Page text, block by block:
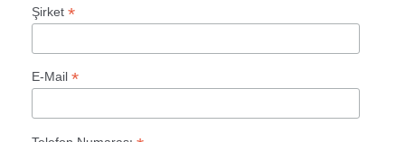
Şirket *
E-Mail *